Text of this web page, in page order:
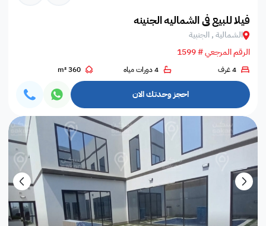
فيلا للبيع في الشماليه الجنينه
الشمالية , الجنبية
الرقم المرجعي # 1599
4 غرف 4 دورات مياه 360 m²
احجز وحدتك الان